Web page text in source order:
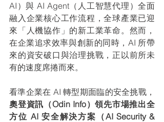
AI）與 AI Agent（人工智慧代理）全面
融入企業核心工作流程，全球產業已迎
來「人機協作」的新工業革命。然而，
在企業追求效率與創新的同時，AI 所帶
來的資安破口與治理挑戰，正以前所未
有的速度席捲而來。
看準企業在 AI 轉型期面臨的安全挑戰，
奧登資訊（Odin Info）領先市場推出全
方位 AI 安全解決方案（AI Security &